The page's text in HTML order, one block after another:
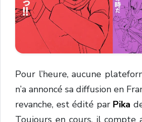
Pour l’heure, aucune
n’a annoncé sa diffusion en
revanche, est édité par Pika